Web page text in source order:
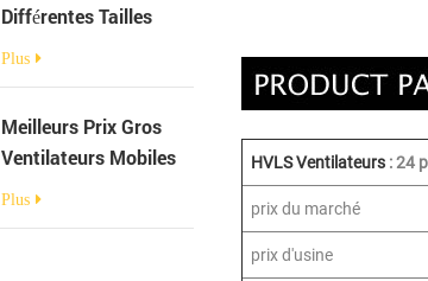
Différentes Tailles
Meilleur Grand
De Vitesses
Plus
Meilleurs Prix Gros
Ventilateurs Mobiles
Industriels Utilisés
Plus
HVLS Ventilateurs :24
prix du marché
prix d'usine